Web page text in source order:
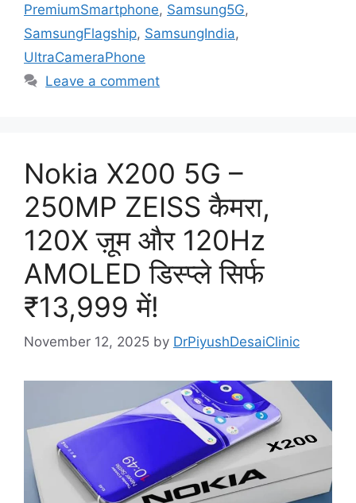
PremiumSmartphone, Samsung5G,
SamsungFlagship, SamsungIndia,
UltraCameraPhone
Leave a comment
Nokia X200 5G –
250MP ZEISS कैमरा,
120X ज़ूम और 120Hz
AMOLED डिस्प्ले सिर्फ
₹13,999 में!
November 12, 2025 by DrPiyushDesaiClinic